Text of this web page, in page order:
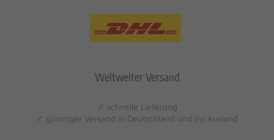
Weltweiter Versand
✓ schnelle Lieferung
✓ günstiger Versand in Deutschland und ins Ausland